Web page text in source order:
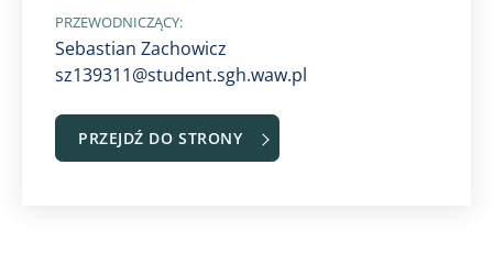
PRZEWODNICZĄCY:
Sebastian Zachowicz
sz139311@student.sgh.waw.pl
PRZEJDŹ DO STRONY